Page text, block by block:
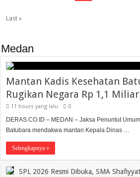
Last »
Medan
Mantan Kadis Kesehatan
Rugikan Negara Rp 1,1 Miliar
11 hours yang lalu 0
DERAS.CO.ID – MEDAN – Jaksa Penuntut
Batubara mendakwa mantan Kepala Dinas …
Selengkapnya »
SPL 2026 Resmi Dibuka, SMA